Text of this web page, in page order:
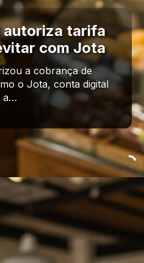
autoriza tarifa
com Jota
a cobrança de
o Jota, conta digital
a…